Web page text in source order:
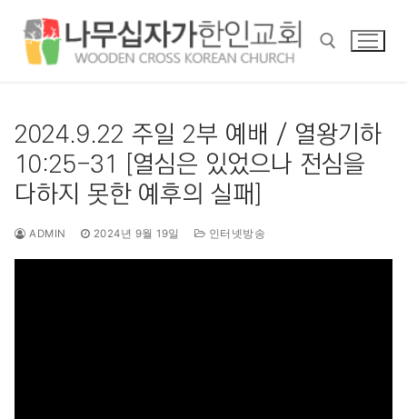
2024.9.22 주일 2부 예배 / 열왕기하
10:25-31 [열심은 있었으나 전심을
다하지 못한 예후의 실패]
ADMIN 2024년 9월 19일 인터넷방송